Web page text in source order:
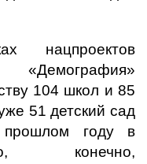
нацпроектов
104 школ и 85
51 детский сад
году в
конечно,